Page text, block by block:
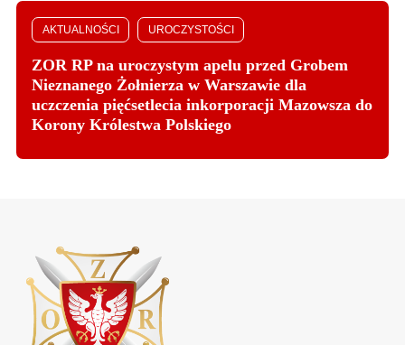
AKTUALNOŚCI UROCZYSTOŚCI
ZOR RP na uroczystym apelu przed Grobem
Nieznanego Żołnierza w Warszawie dla
uczczenia pięćsetlecia inkorporacji Mazowsza do
Korony Królestwa Polskiego